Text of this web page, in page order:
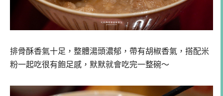
排骨酥香氣十足，整體湯頭濃郁，帶有胡椒香氣，搭配米
粉一起吃很有飽足感，默默就會吃完一整碗～